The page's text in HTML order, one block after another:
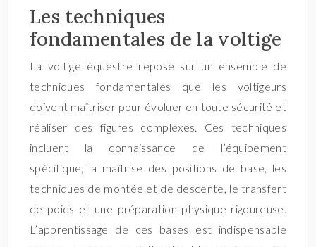
Les techniques
fondamentales de la voltige
La voltige équestre repose sur un ensemble de
techniques fondamentales que les voltigeurs
doivent maîtriser pour évoluer en toute sécurité et
réaliser des figures complexes. Ces techniques
incluent la connaissance de l’équipement
spécifique, la maîtrise des positions de base, les
techniques de montée et de descente, le transfert
de poids et une préparation physique rigoureuse.
L’apprentissage de ces bases est indispensable